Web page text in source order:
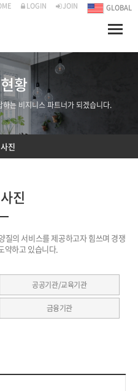
LOGIN JOIN GLOBAL
Toggle
황
는 비지니스 파트너가 되겠습니다.
진
진
질의 서비스를 제공하고자 힘쓰며 경쟁
약하고 있습니다.
공공기관/교육기관
금융기관